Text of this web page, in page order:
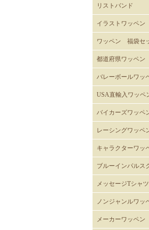
ン
ン
リストバンド
イラストワッペン
ワッペン 福袋セ
都道府県ワッペン
バレーボールワッ
バレーボール
USA直輸入ワッペ
ROTHCOミリタリ
ミリタリーワッペン
階級章ワッペン
テープタグ
スカルワッペン
バイカーワッペン
警察･消防ワッペン
徽章ワッペン
スラングワッペン
国旗ワッペン
アニマルワッペン
バラエティーワッ
NASAクルーパッチ
バイカーズワッペ
イズ
レーシングワッペ
キャラクターワッ
スヌーピー
ディズニー
ムーミン
くまのがっこう
ROAD RUNNER
CLAY SMITH
FELIX
トムとジェリー
バットマン
スーパーマン
トゥイーティー
スターウォーズ
スパイダーマン
マーベル・コミック
RATFINK
ミッフィー
デッドベア
NHKはなかっぱ
ともだち8にん
カピバラさん
セサミストリート
NHKみいつけた
ウサビッチ
パラッパラッパー
鉄腕アトム
ハッピーツリーフ
ガーフィールド
ブルーインパルス
メッセージTシャツ
ノンジャンルワッ
メーカーワッペン